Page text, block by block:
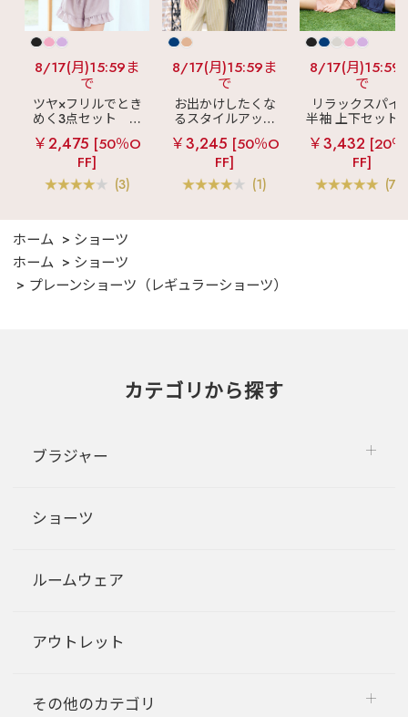
8/17(月)15:59ま
で
ツヤ×フリルでとき
めく3点セット
シ
ルキー ショートパ
ンツ 3点セット
￥2,475 [50％O
FF]
(3)
8/17(月)15:59ま
で
お出かけしたくな
るスタイルアップ
見え
ストライプ
フリル ロングパン
ツ 綿混 上下セット
￥3,245 [50％O
FF]
(1)
8/17(月)15:59
で
リラックスパイ
半袖 上下セット
女兼用サイズ)
￥3,432 [20
FF]
ホーム
ショーツ
ホーム
ショーツ
プレーンショーツ（レギュラーショーツ）
カテゴリから探す
ブラジャー
ショーツ
ルームウェア
アウトレット
その他のカテゴリ